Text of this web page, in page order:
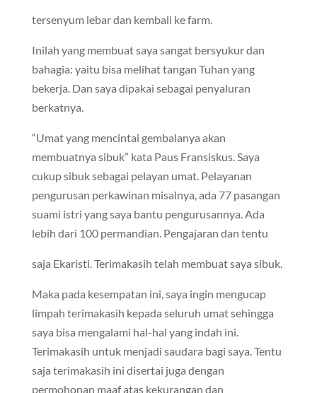
tersenyum lebar dan kembali ke farm.
Inilah yang membuat saya sangat bersyukur dan
bahagia: yaitu bisa melihat tangan Tuhan yang
bekerja. Dan saya dipakai sebagai penyaluran
berkatnya.
“Umat yang mencintai gembalanya akan
membuatnya sibuk” kata Paus Fransiskus. Saya
cukup sibuk sebagai pelayan umat. Pelayanan
pengurusan perkawinan misalnya, ada 77 pasangan
suami istri yang saya bantu pengurusannya. Ada
lebih dari 100 permandian. Pengajaran dan tentu
saja Ekaristi. Terimakasih telah membuat saya sibuk.
Maka pada kesempatan ini, saya ingin mengucap
limpah terimakasih kepada seluruh umat sehingga
saya bisa mengalami hal-hal yang indah ini.
Terimakasih untuk menjadi saudara bagi saya. Tentu
saja terimakasih ini disertai juga dengan
permohonan maaf atas kekurangan dan